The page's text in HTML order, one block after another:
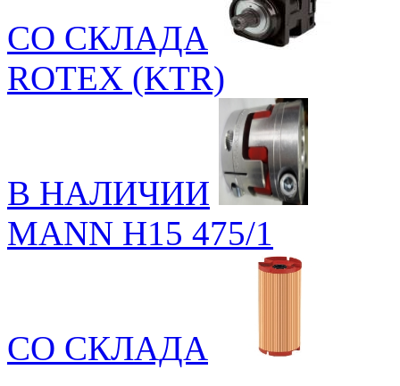
СО СКЛАДА
ROTEX (KTR)
В НАЛИЧИИ
MANN H15 475/1
СО СКЛАДА